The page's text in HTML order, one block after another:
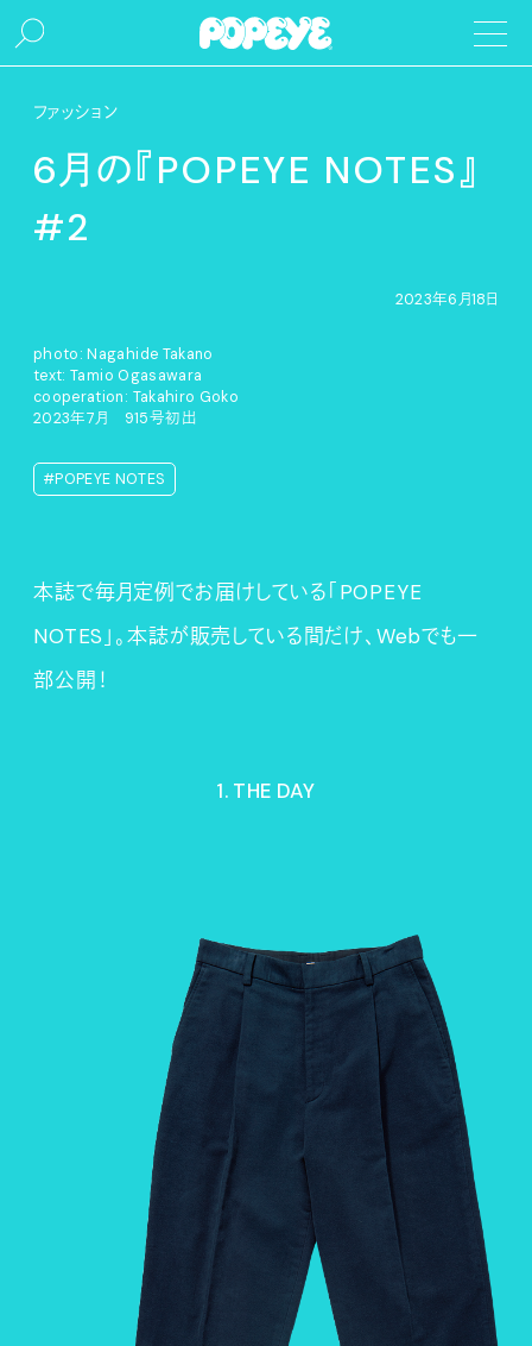
ファッション
6月の『POPEYE NOTES』
#2
2023年6月18日
photo: Nagahide Takano
text: Tamio Ogasawara
cooperation: Takahiro Goko
2023年7月 915号初出
#POPEYE NOTES
本誌で毎月定例でお届けしている「POPEYE
NOTES」。本誌が販売している間だけ、Webでも一
部公開！
1. THE DAY